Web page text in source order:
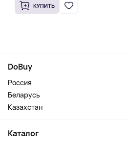
КУПИТЬ
DoBuy
Россия
Беларусь
Казахстан
Каталог